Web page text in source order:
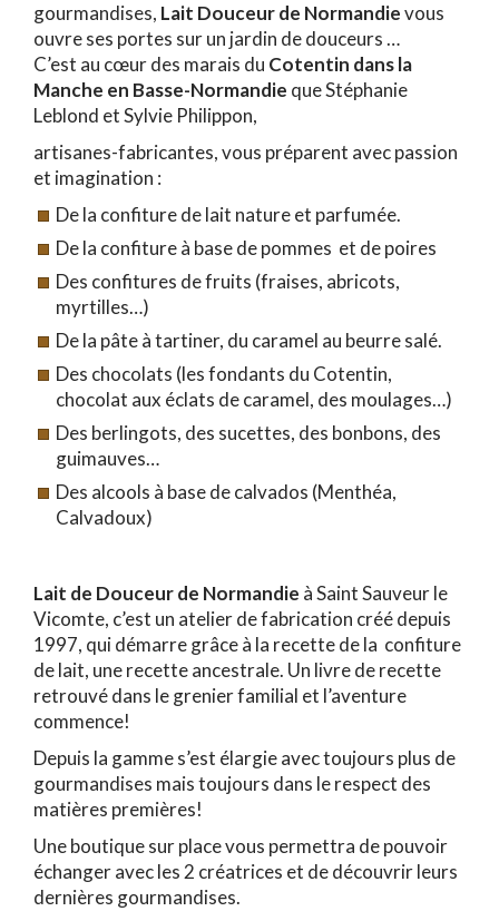
gourmandises, Lait Douceur de Normandievous
ouvre ses portes sur un jardin de douceurs …
C’est au cœur des marais du Cotentin dans la
Manche en Basse-Normandie que Stéphanie
Leblond et Sylvie Philippon,
artisanes-fabricantes, vous préparent avec passion
et imagination :
De la confiture de lait nature et parfumée.
De la confiture à base de pommes et de poires
Des confitures de fruits (fraises, abricots,
myrtilles…)
De la pâte à tartiner, du caramel au beurre salé.
Des chocolats (les fondants du Cotentin,
chocolat aux éclats de caramel, des moulages…)
Des berlingots, des sucettes, des bonbons, des
guimauves…
Des alcools à base de calvados (Menthéa,
Calvadoux)
Lait de Douceur de Normandie à Saint Sauveur le
Vicomte, c’est un atelier de fabrication créé depuis
1997, qui démarre grâce à la recette de la confiture
de lait, une recette ancestrale. Un livre de recette
retrouvé dans le grenier familial et l’aventure
commence!
Depuis la gamme s’est élargie avec toujours plus de
gourmandises mais toujours dans le respect des
matières premières!
Une boutique sur place vous permettra de pouvoir
échanger avec les 2 créatrices et de découvrir leurs
dernières gourmandises.